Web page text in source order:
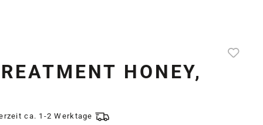
HONEY,
ca. 1-2 Werktage